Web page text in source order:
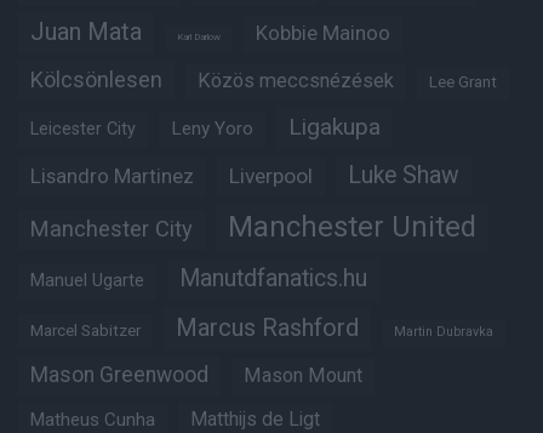
Juan Mata Karl Darlow Kobbie Mainoo
Kölcsönlesen Közös meccsnézések Lee Grant
Leicester City Leny Yoro Ligakupa
Lisandro Martinez Liverpool Luke Shaw
Manchester City Manchester United
Manuel Ugarte Manutdfanatics.hu
Marcel Sabitzer Marcus Rashford Martin Dubravka
Mason Greenwood Mason Mount
Matheus Cunha Matthijs de Ligt